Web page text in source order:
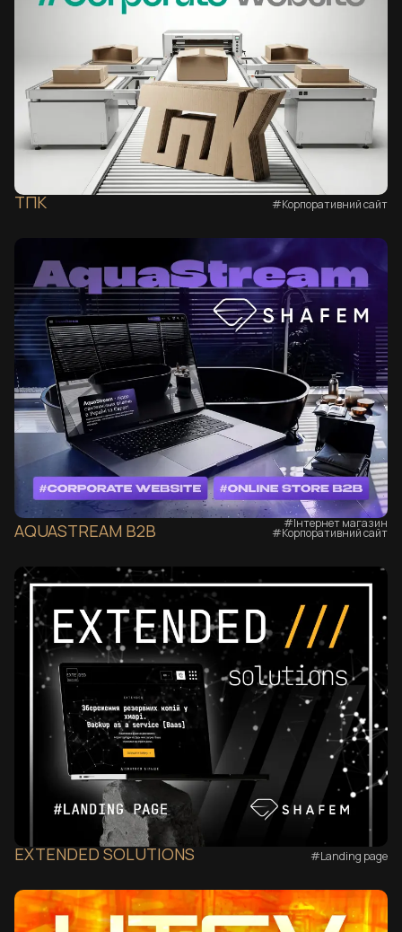
ТПК #Корпоративний сайт
AQUASTREAM B2B #Інтернет магазин
#Корпоративний сайт
EXTENDED SOLUTIONS #Landing page